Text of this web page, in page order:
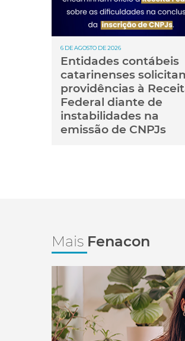
6 DE AGOSTO DE 2026
Entidades contábeis
catarinenses
providências à
Federal diante de
instabilidades na
emissão de CNPJs
Mais Fenacon